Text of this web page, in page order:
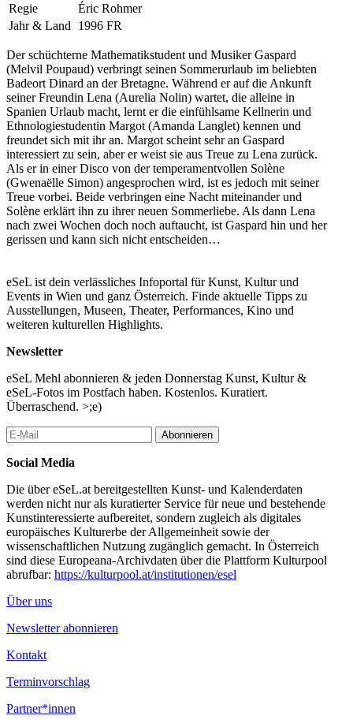
Regie
Éric Rohmer
Jahr & Land
1996 FR
Der schüchterne Mathematikstudent und Musiker Gaspard
(Melvil Poupaud) verbringt seinen Sommerurlaub im beliebten
Badeort Dinard an der Bretagne. Während er auf die Ankunft
seiner Freundin Lena (Aurelia Nolin) wartet, die alleine in
Spanien Urlaub macht, lernt er die einfühlsame Kellnerin und
Ethnologiestudentin Margot (Amanda Langlet) kennen und
freundet sich mit ihr an. Margot scheint sehr an Gaspard
interessiert zu sein, aber er weist sie aus Treue zu Lena zurück.
Als er in einer Disco von der temperamentvollen Solène
(Gwenaëlle Simon) angesprochen wird, ist es jedoch mit seiner
Treue vorbei. Beide verbringen eine Nacht miteinander und
Solène erklärt ihn zu ihrer neuen Sommerliebe. Als dann Lena
nach zwei Wochen doch noch auftaucht, ist Gaspard hin und her
gerissen und kann sich nicht entscheiden…
(TMDB)
...Mehr lesen
eSeL ist dein verlässliches Infoportal für Kunst, Kultur und
Events in Wien und ganz Österreich. Finde aktuelle Tipps zu
Ausstellungen, Museen, Theater, Performances, Kino und
weiteren kulturellen Highlights.
Newsletter
eSeL Mehl abonnieren & jeden Donnerstag Kunst, Kultur &
eSeL-Fotos im Postfach haben. Kostenlos. Kuratiert.
Überraschend. >;e)
Abonnieren
Social Media
Die über eSeL.at bereitgestellten Kunst- und Kalenderdaten
werden nicht nur als kuratierter Service für neue und bestehende
Kunstinteressierte aufbereitet, sondern zugleich als digitales
europäisches Kulturerbe der Allgemeinheit sowie der
wissenschaftlichen Nutzung zugänglich gemacht. In Österreich
sind diese Europeana-Archivdaten über die Plattform Kulturpool
abrufbar: https://kulturpool.at/institutionen/esel
Über uns
Newsletter abonnieren
Kontakt
Terminvorschlag
Partner*innen